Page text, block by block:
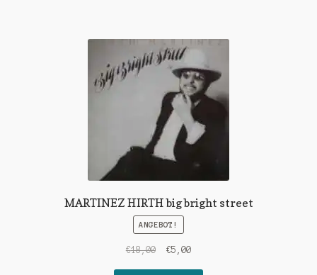
MARTINEZ HIRTH big bright street
ANGEBOT!
€18,00
Ursprünglicher
€5,00Aktueller